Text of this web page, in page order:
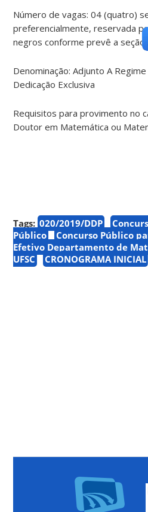
Número de vagas: 04 (quatro)
preferencialmente, reservada
negros conforme prevê a
Denominação: Adjunto A
Dedicação Exclusiva
Requisitos para provimento no
Doutor em Matemática ou
Tags: 020/2019/DDP
Público
Concurso Público
Efetivo Departamento de
UFSC
CRONOGRAMA INICIAL